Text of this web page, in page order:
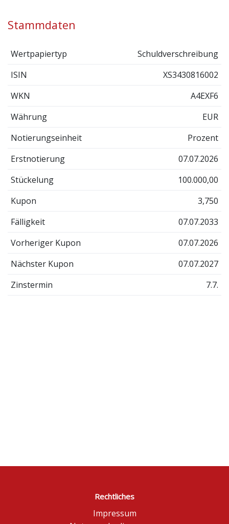
Stammdaten
Wertpapiertyp
Schuldverschreibung
ISIN
XS3430816002
WKN
A4EXF6
Währung
EUR
Notierungseinheit
Prozent
Erstnotierung
07.07.2026
Stückelung
100.000,00
Kupon
3,750
Fälligkeit
07.07.2033
Vorheriger Kupon
07.07.2026
Nächster Kupon
07.07.2027
Zinstermin
7.7.
Rechtliches
Impressum